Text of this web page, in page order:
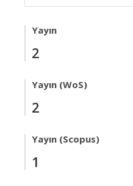
Yayın
2
Yayın (WoS)
2
Yayın (Scopus)
1